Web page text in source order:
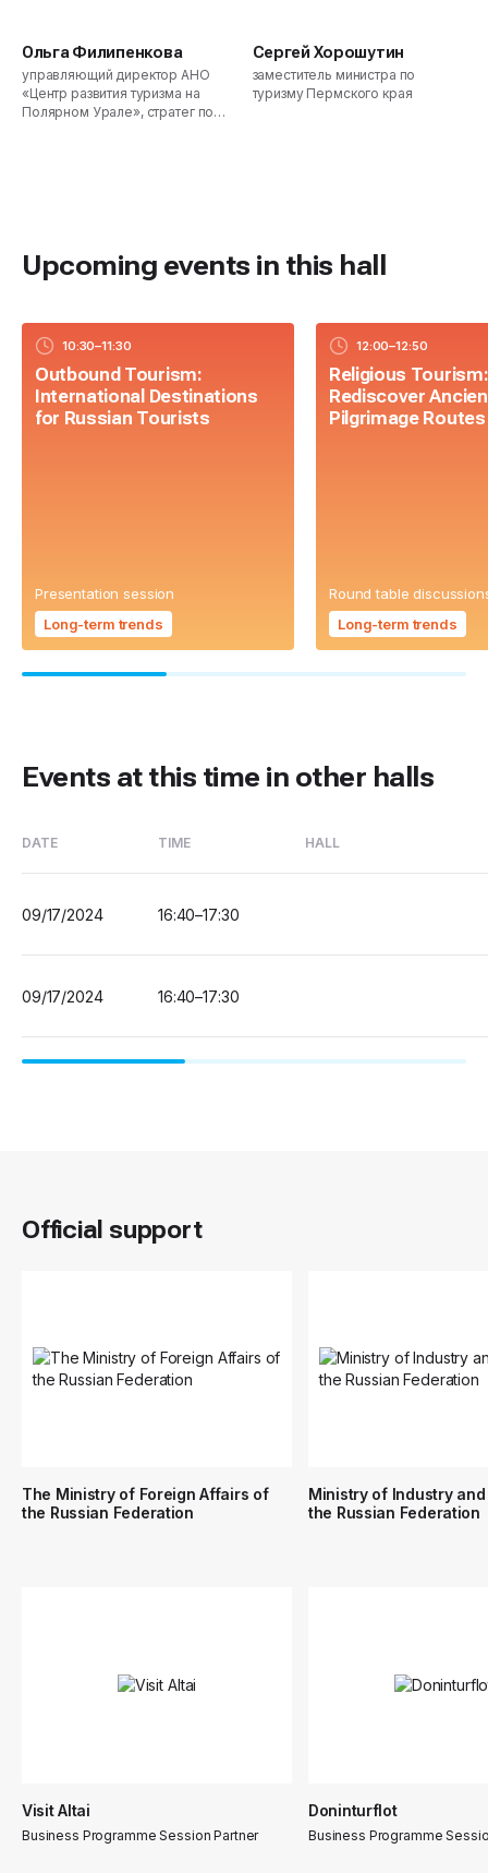
межрегиональных программ в
сфере развития активного
туризма.
Ольга Филипенкова
управляющий директор АНО
«Центр развития туризма на
Полярном Урале», стратег по
Сергей Хорошутин
заместитель министра по
туризму Пермского края
Upcoming events in this hall
10:30–11:30
Outbound Tourism:
International Destinations
for Russian Tourists
Presentation session
Long-term trends
12:00–12:50
Religious Tourism:
Rediscover
Pilgrimage Routes
Round table
Long-term trends
Events at this time in other halls
DATE TIME HALL
09/17/2024 16:40–17:30
09/17/2024 16:40–17:30
Official support
The Ministry of Foreign Affairs of
the Russian Federation
Ministry of Industry
the Russian Federation
Visit Altai
Business Programme Session Partner
Doninturflot
Business Programme